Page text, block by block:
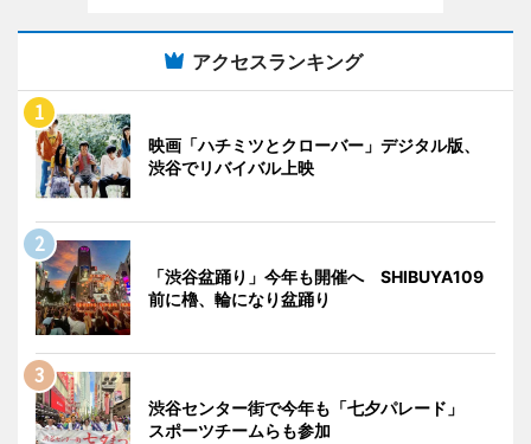
アクセスランキング
映画「ハチミツとクローバー」デジタル版、
渋谷でリバイバル上映
「渋谷盆踊り」今年も開催へ SHIBUYA109
前に櫓、輪になり盆踊り
渋谷センター街で今年も「七夕パレード」
スポーツチームらも参加